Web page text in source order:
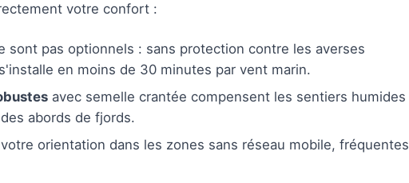
votre confort :
sont pas optionnels : sans protection contre les averses
en moins de 30 minutes par vent marin.
avec semelle crantée compensent les sentiers humides
abords de fjords.
orientation dans les zones sans réseau mobile, fréquentes